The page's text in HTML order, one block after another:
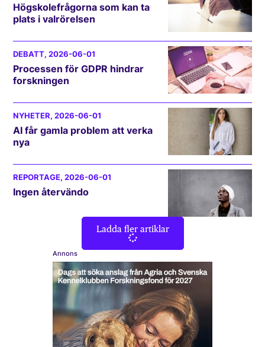
Högskolefrågorna som kan ta
plats i valrörelsen
DEBATT, 2026-06-01
Processen för GDPR hindrar
forskningen
NYHETER, 2026-06-01
AI får gamla problem att verka
nya
REPORTAGE, 2026-06-01
Ingen återvändo
Ladda fler artiklar
Annons